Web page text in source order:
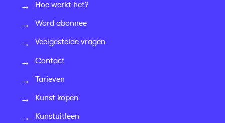
Hoe werkt het?
Word abonnee
Veelgestelde vragen
Contact
Tarieven
Kunst kopen
Kunstuitleen